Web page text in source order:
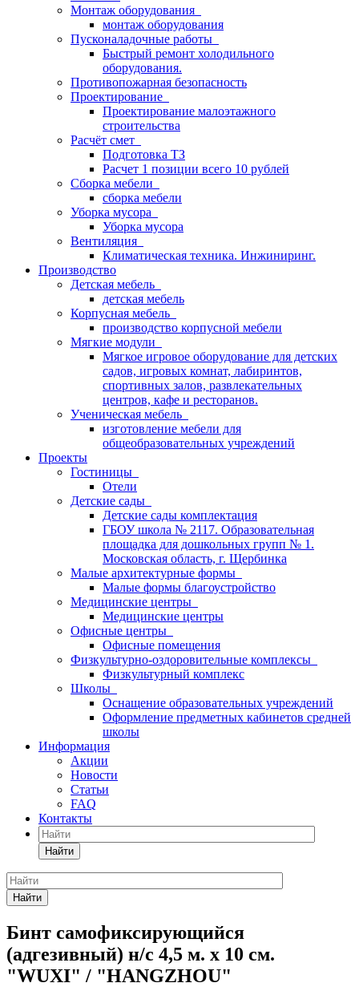
Монтаж оборудования
монтаж оборудования
Пусконаладочные работы
Быстрый ремонт холодильного
оборудования.
Противопожарная безопасность
Проектирование
Проектирование малоэтажного
строительства
Расчёт смет
Подготовка ТЗ
Расчет 1 позиции всего 10 рублей
Сборка мебели
сборка мебели
Уборка мусора
Уборка мусора
Вентиляция
Климатическая техника. Инжиниринг.
Производство
Детская мебель
детская мебель
Корпусная мебель
производство корпусной мебели
Мягкие модули
Мягкое игровое оборудование для детских
садов, игровых комнат, лабиринтов,
спортивных залов, развлекательных
центров, кафе и ресторанов.
Ученическая мебель
изготовление мебели для
общеобразовательных учреждений
Проекты
Гостиницы
Отели
Детские сады
Детские сады комплектация
ГБОУ школа № 2117. Образовательная
площадка для дошкольных групп № 1.
Московская область, г. Щербинка
Малые архитектурные формы
Малые формы благоустройство
Медицинские центры
Медицинские центры
Офисные центры
Офисные помещения
Физкультурно-оздоровительные комплексы
Физкультурный комплекс
Школы
Оснащение образовательных учреждений
Оформление предметных кабинетов средней
школы
Информация
Акции
Новости
Статьи
FAQ
Контакты
Найти
Найти
Бинт самофиксирующийся
(адгезивный) н/с 4,5 м. х 10 см.
"WUXI" / "HANGZHOU"